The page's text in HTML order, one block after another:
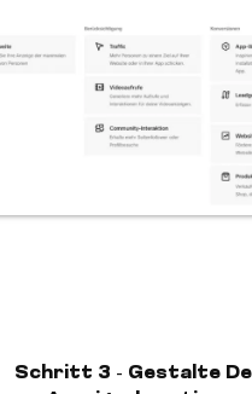
Schritt 3 - Gestalte